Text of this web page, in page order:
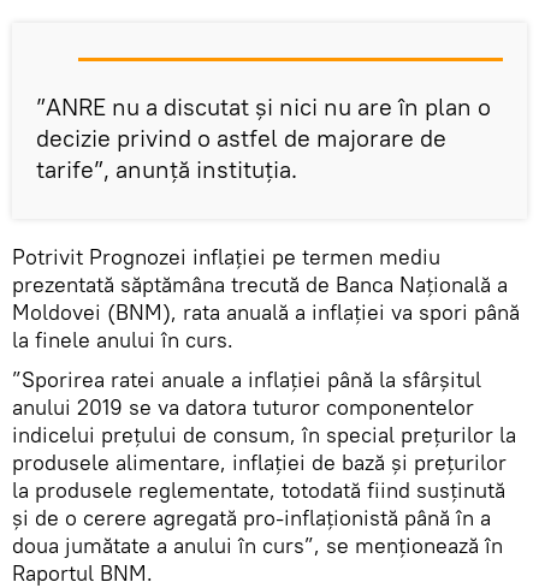
”ANRE nu a discutat și nici nu are în plan o
decizie privind o astfel de majorare de
tarife”, anunță instituția.
Potrivit Prognozei inflației pe termen mediu
prezentată săptămâna trecută de Banca Națională a
Moldovei (BNM), rata anuală a inflației va spori până
la finele anului în curs.
”Sporirea ratei anuale a inflației până la sfârșitul
anului 2019 se va datora tuturor componentelor
indicelui prețului de consum, în special prețurilor la
produsele alimentare, inflației de bază și prețurilor
la produsele reglementate, totodată fiind susținută
și de o cerere agregată pro-inflaționistă până în a
doua jumătate a anului în curs”, se menționează în
Raportul BNM.